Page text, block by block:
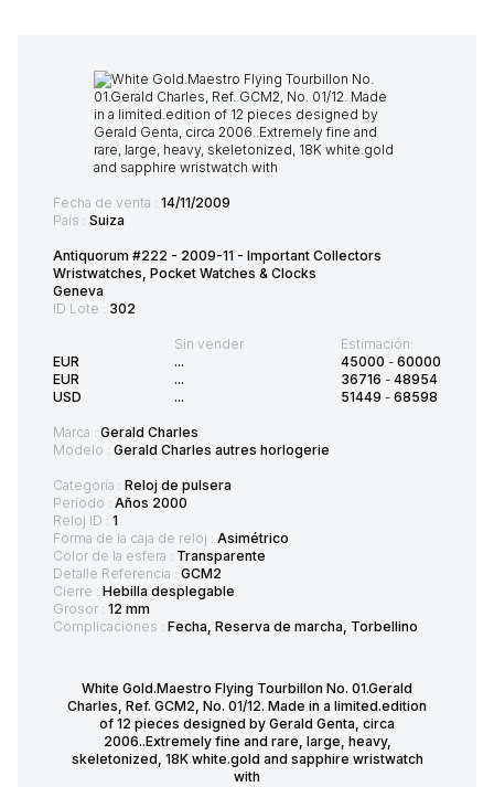
Fecha de venta : 14/11/2009
País : Suiza
Antiquorum #222 - 2009-11 - Important Collectors
Wristwatches, Pocket Watches & Clocks
Geneva
ID Lote : 302
EUR
EUR
USD
Sin vender
...
...
...
Estimación:
45000 - 60000
36716 - 48954
51449 - 68598
Marca : Gerald Charles
Modelo : Gerald Charles autres horlogerie
Categoría : Reloj de pulsera
Período : Años 2000
Reloj ID : 1
Forma de la caja de reloj : Asimétrico
Color de la esfera : Transparente
Detalle Referencia : GCM2
Cierre : Hebilla desplegable
Grosor : 12 mm
Complicaciones : Fecha, Reserva de marcha, Torbellino
White Gold.Maestro Flying Tourbillon No. 01.Gerald
Charles, Ref. GCM2, No. 01/12. Made in a limited.edition
of 12 pieces designed by Gerald Genta, circa
2006..Extremely fine and rare, large, heavy,
skeletonized, 18K white.gold and sapphire wristwatch
with